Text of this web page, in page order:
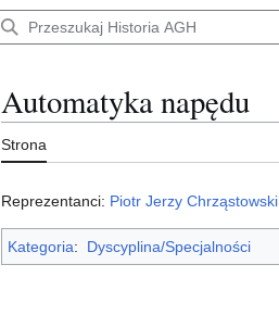
Automatyka napędu
Strona
Reprezentanci: Piotr Jerzy Chrząstowski
Kategoria: Dyscyplina/Specjalności